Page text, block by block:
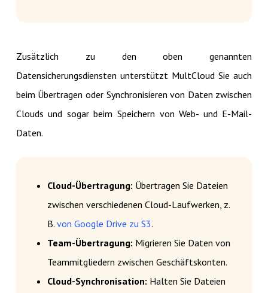
Zusätzlich zu den oben genannten
Datensicherungsdiensten unterstützt MultCloud Sie auch
beim Übertragen oder Synchronisieren von Daten zwischen
Clouds und sogar beim Speichern von Web- und E-Mail-
Daten.
Cloud-Übertragung: Übertragen Sie Dateien
zwischen verschiedenen Cloud-Laufwerken, z.
B. von Google Drive zu S3.
Team-Übertragung: Migrieren Sie Daten von
Teammitgliedern zwischen Geschäftskonten.
Cloud-Synchronisation: Halten Sie Dateien